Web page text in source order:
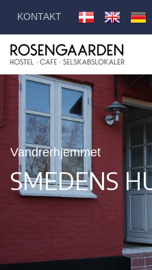
KONTAKT
Vandrerhjemmet
SMEDENS